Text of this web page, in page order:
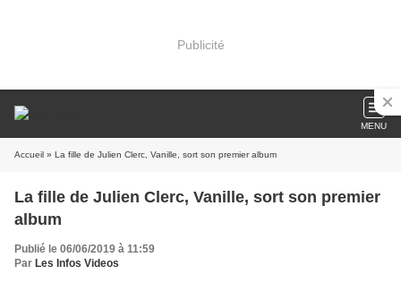
Publicité
MENU
Accueil » La fille de Julien Clerc, Vanille, sort son premier album
La fille de Julien Clerc, Vanille, sort son premier
album
Publié le 06/06/2019 à 11:59
Par Les Infos Videos